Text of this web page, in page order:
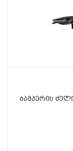
ᲑᲐᲛᲞᲔᲠᲘᲡ ᲫᲔᲚᲘ